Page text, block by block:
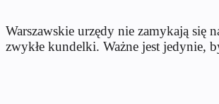
Warszawskie urzędy nie zamykają się
zwykłe kundelki. Ważne jest jedynie,